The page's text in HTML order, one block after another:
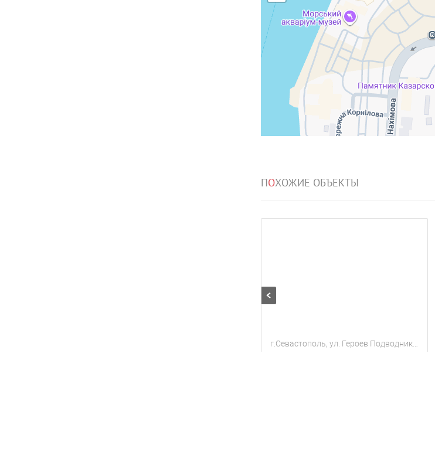
ПОХОЖИЕ ОБЪЕКТЫ